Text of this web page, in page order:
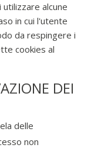
alcune
in cui l'utente
da respingere i
cookies al
DEI
delle
non